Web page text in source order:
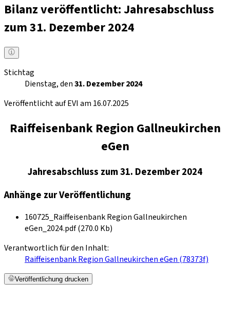
Bilanz veröffentlicht: Jahresabschluss
zum 31. Dezember 2024
Stichtag
Dienstag, den31. Dezember 2024
Veröffentlicht auf EVI am 16.07.2025
Raiffeisenbank Region Gallneukirchen
eGen
Jahresabschluss zum 31. Dezember 2024
Anhänge zur Veröffentlichung
160725_Raiffeisenbank Region Gallneukirchen
eGen_2024.pdf (270.0 Kb)
Verantwortlich für den Inhalt:
Raiffeisenbank Region Gallneukirchen eGen (78373f)
Veröffentlichung drucken